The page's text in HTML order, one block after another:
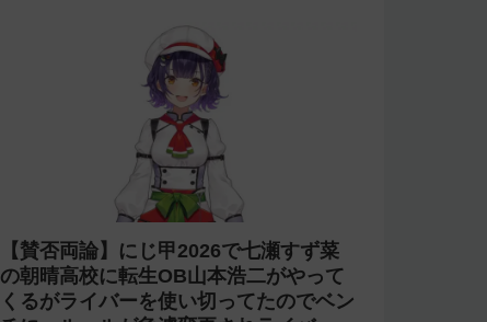
【賛否両論】にじ甲2026で七瀬すず菜
の朝晴高校に転生OB山本浩二がやって
くるがライバーを使い切ってたのでベン